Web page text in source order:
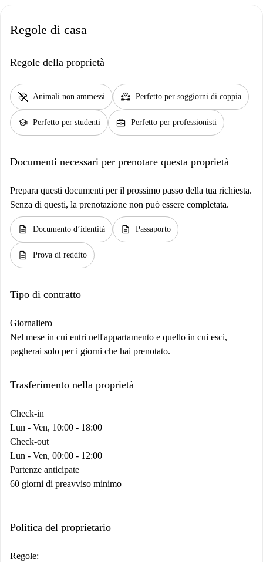
Regole di casa
Regole della proprietà
pet_supplies Animali non ammessi partner_heart Perfetto per soggiorni di coppia
school Perfetto per studenti business_center Perfetto per professionisti
Documenti necessari per prenotare questa proprietà
Prepara questi documenti per il prossimo passo della tua richiesta.
Senza di questi, la prenotazione non può essere completata.
description Documento d’identità description Passaporto
description Prova di reddito
Tipo di contratto
Giornaliero
Nel mese in cui entri nell'appartamento e quello in cui esci,
pagherai solo per i giorni che hai prenotato.
Trasferimento nella proprietà
Check-in
Lun - Ven, 10:00 - 18:00
Check-out
Lun - Ven, 00:00 - 12:00
Partenze anticipate
60 giorni di preavviso minimo
Politica del proprietario
Regole: